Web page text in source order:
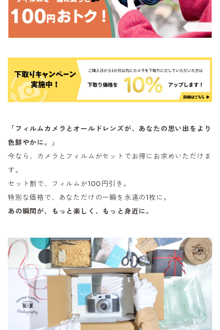
「フィルムカメラとオールドレンズが、あなたの思い出をより
色鮮やかに。」
今なら、カメラとフィルムがセットでお得にお求めいただけま
す。
セット割で、フィルムが100円引き。
特別な価格で、あなただけの一瞬を永遠の1枚に。
あの瞬間が、もっと楽しく、もっと身近に。